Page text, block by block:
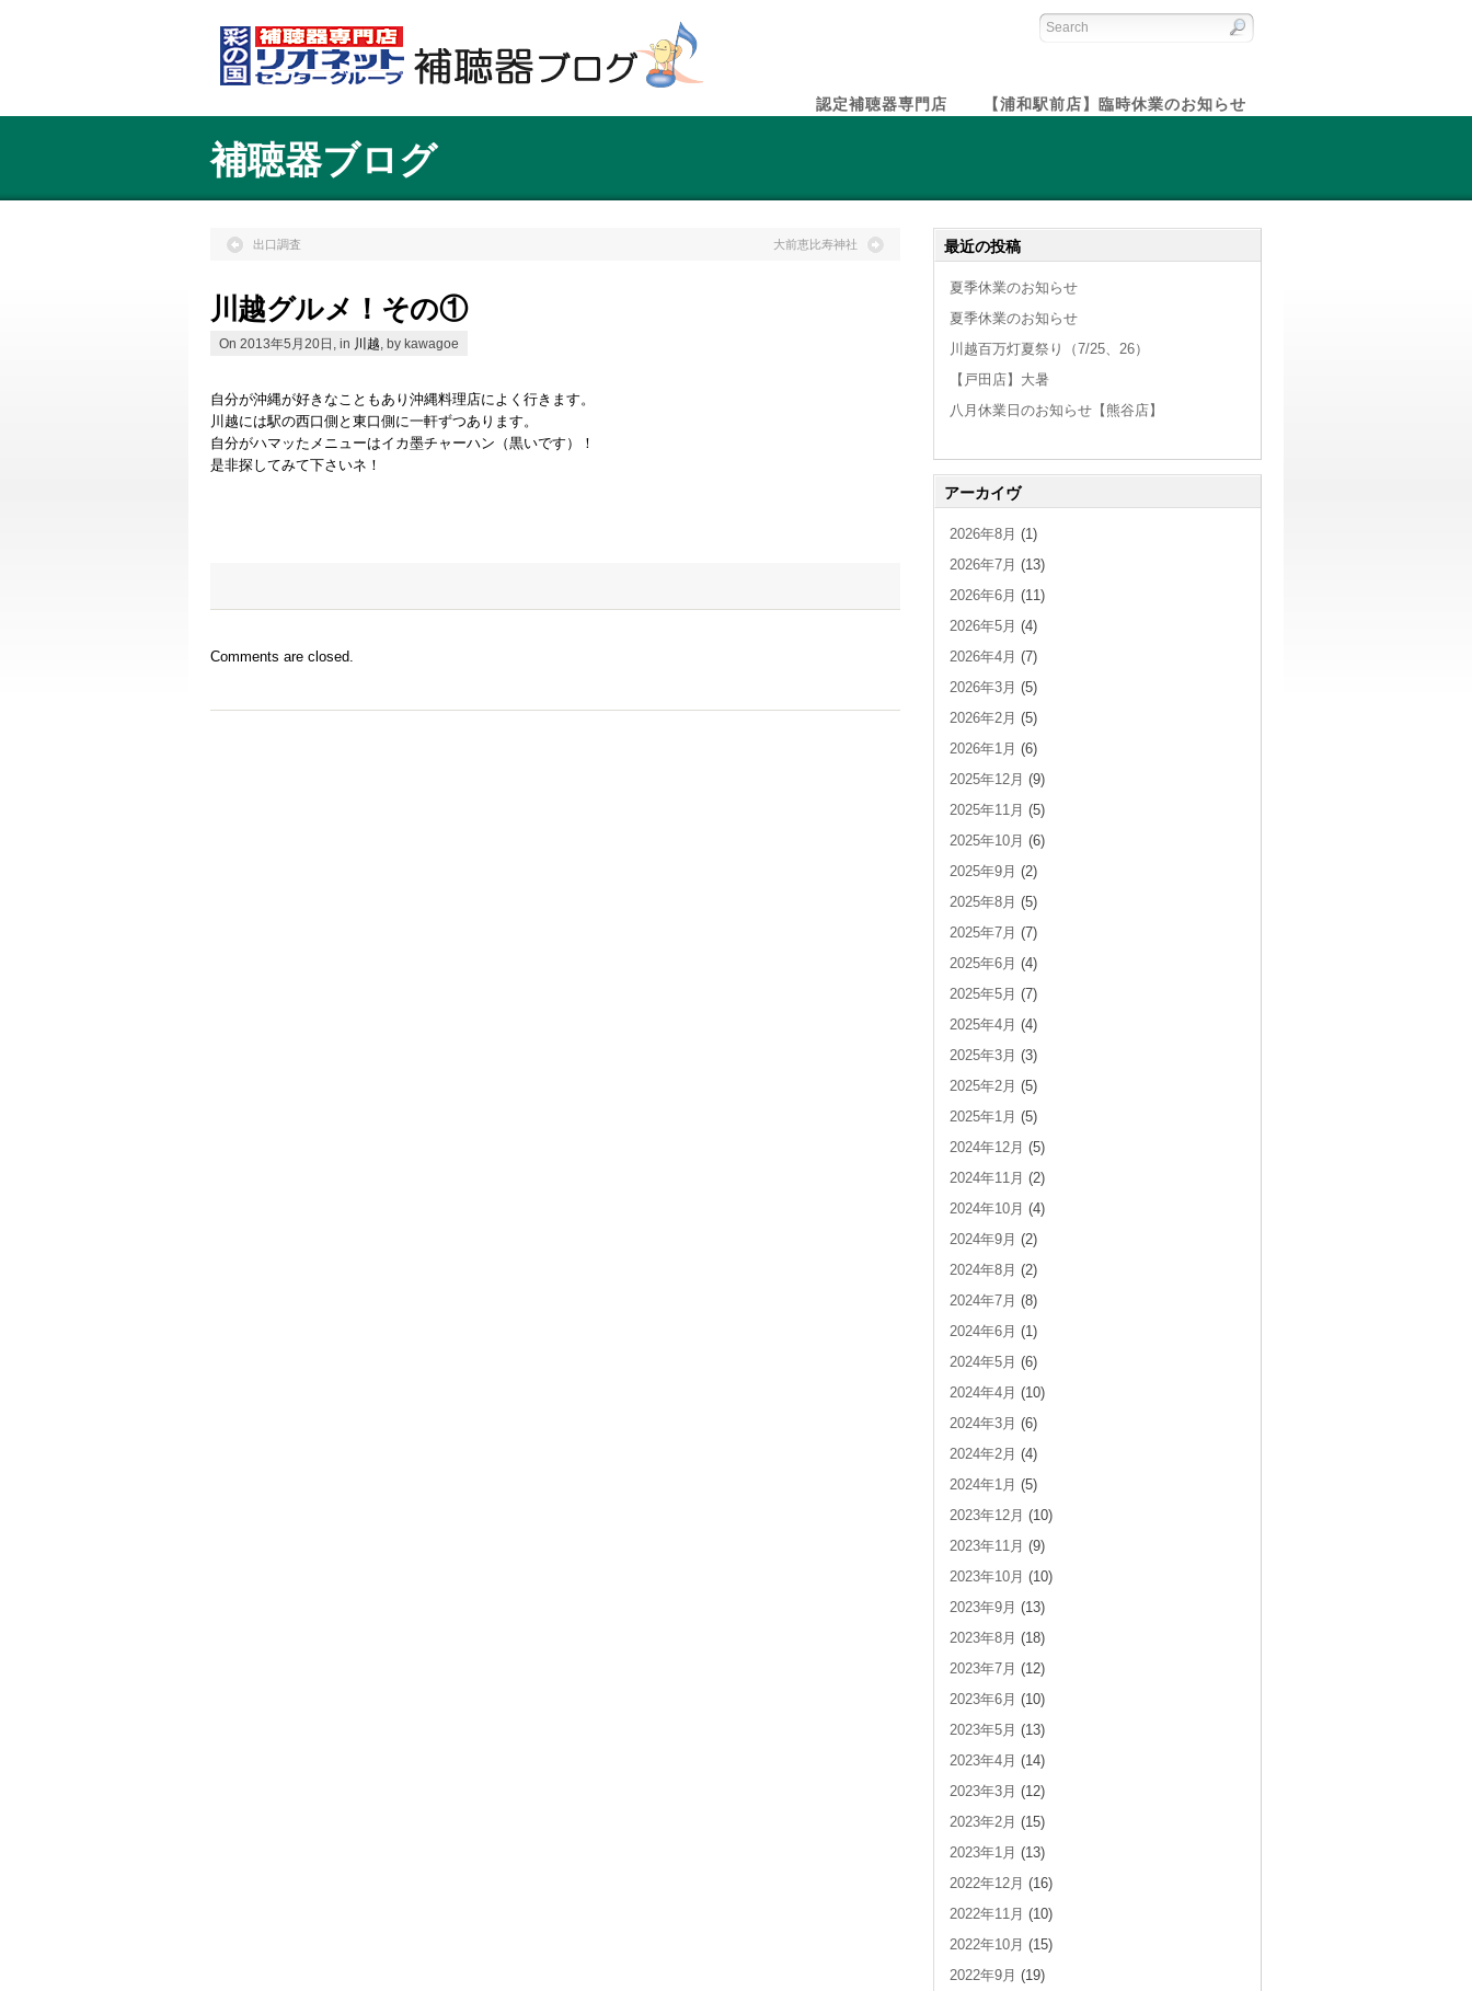
【浦和駅前店】臨時休業のお知らせ
認定補聴器専門店
補聴器ブログ
出口調査 大前恵比寿神社
川越グルメ！その①
On 2013年5月20日, in 川越 , by kawagoe
自分が沖縄が好きなこともあり沖縄料理店によく行きます。
川越には駅の西口側と東口側に一軒ずつあります。
自分がハマッたメニューはイカ墨チャーハン（黒いです）！
是非探してみて下さいネ！
Comments are closed.
最近の投稿
夏季休業のお知らせ
夏季休業のお知らせ
川越百万灯夏祭り（7/25、26）
【戸田店】大暑
八月休業日のお知らせ【熊谷店】
アーカイヴ
2026年8月 (1)
2026年7月 (13)
2026年6月 (11)
2026年5月 (4)
2026年4月 (7)
2026年3月 (5)
2026年2月 (5)
2026年1月 (6)
2025年12月 (9)
2025年11月 (5)
2025年10月 (6)
2025年9月 (2)
2025年8月 (5)
2025年7月 (7)
2025年6月 (4)
2025年5月 (7)
2025年4月 (4)
2025年3月 (3)
2025年2月 (5)
2025年1月 (5)
2024年12月 (5)
2024年11月 (2)
2024年10月 (4)
2024年9月 (2)
2024年8月 (2)
2024年7月 (8)
2024年6月 (1)
2024年5月 (6)
2024年4月 (10)
2024年3月 (6)
2024年2月 (4)
2024年1月 (5)
2023年12月 (10)
2023年11月 (9)
2023年10月 (10)
2023年9月 (13)
2023年8月 (18)
2023年7月 (12)
2023年6月 (10)
2023年5月 (13)
2023年4月 (14)
2023年3月 (12)
2023年2月 (15)
2023年1月 (13)
2022年12月 (16)
2022年11月 (10)
2022年10月 (15)
2022年9月 (19)